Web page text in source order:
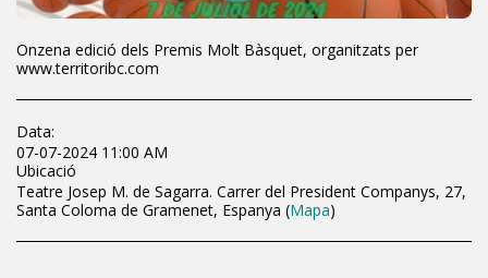
Onzena edició dels Premis Molt Bàsquet, organitzats per
www.territoribc.com
Data:
07-07-2024 11:00 AM
Ubicació
Teatre Josep M. de Sagarra. Carrer del President Companys, 27,
Santa Coloma de Gramenet, Espanya (Mapa)